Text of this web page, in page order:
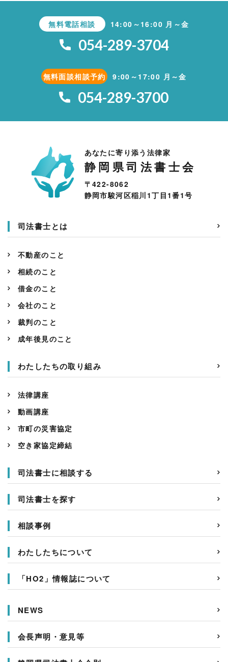
無料電話相談 14:00～16:00 月～金
054-289-3704
無料面談相談予約 9:00～17:00 月～金
054-289-3700
あなたに寄り添う法律家
静岡県司法書士会
〒422-8062
静岡市駿河区稲川1丁目1番1号
司法書士とは
不動産のこと
相続のこと
借金のこと
会社のこと
裁判のこと
成年後見のこと
わたしたちの取り組み
法律講座
動画講座
市町の災害協定
空き家協定締結
司法書士に相談する
司法書士を探す
相談事例
わたしたちについて
「HO2」情報誌について
NEWS
会長声明・意見等